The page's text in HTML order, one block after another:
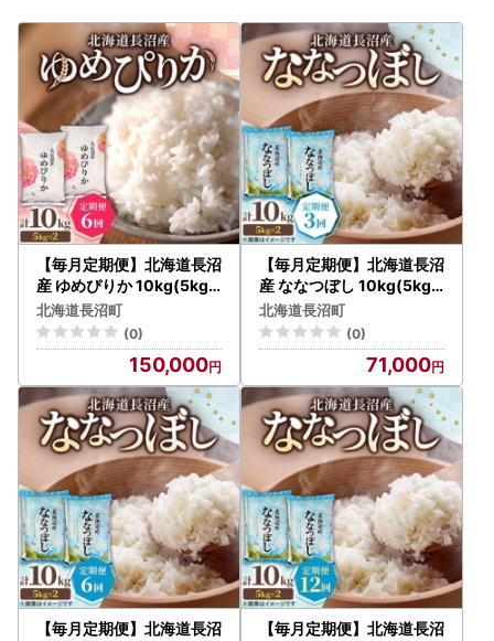
【毎月定期便】北海道長沼
産 ゆめぴりか 10kg(5kg×
2袋) 精米 特A 契約栽培米
全6回【4087800】
北海道長沼町
(0)
150,000
【毎月定期便】北海道長沼
産 ななつぼし 10kg(5kg×
2袋) 精米 特A 契約栽培米
全3回【4087795】
北海道長沼町
(0)
71,000
【毎月定期便】北海道長沼
【毎月定期便】北海道長沼